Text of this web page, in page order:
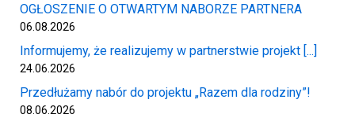
OGŁOSZENIE O OTWARTYM NABORZE PARTNERA
06.08.2026
Informujemy, że realizujemy w partnerstwie projekt [...]
24.06.2026
Przedłużamy nabór do projektu „Razem dla rodziny”!
08.06.2026